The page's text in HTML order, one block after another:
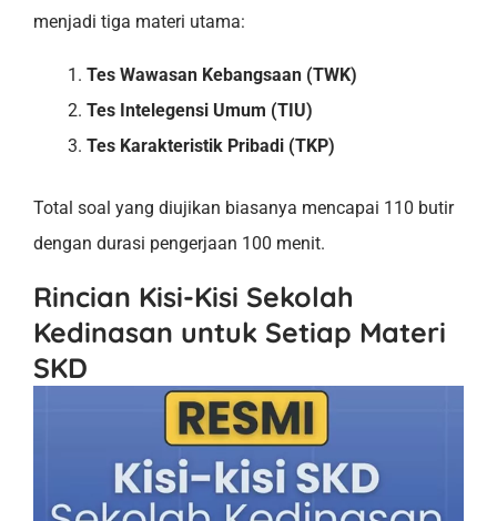
menjadi tiga materi utama:
Tes Wawasan Kebangsaan (TWK)
Tes Intelegensi Umum (TIU)
Tes Karakteristik Pribadi (TKP)
Total soal yang diujikan biasanya mencapai 110 butir
dengan durasi pengerjaan 100 menit.
Rincian Kisi-Kisi Sekolah
Kedinasan untuk Setiap Materi
SKD